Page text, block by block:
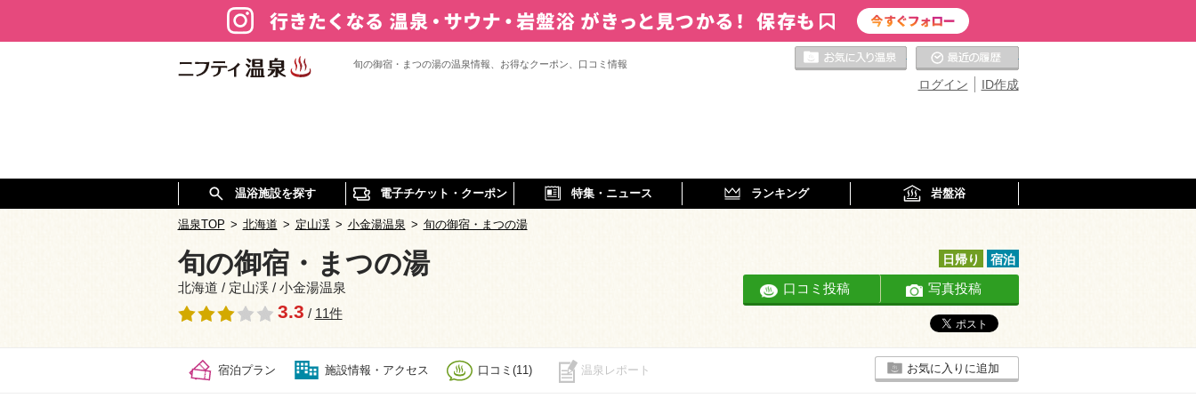
旬の御宿・まつの湯の温泉情報、お得なクーポン、口コミ情報
ID作成
ログイン
お気に入りの温泉
温浴施設を探す 電子チケット・クーポン 特集・ニュース ランキング 岩盤浴
温泉TOP > 北海道 > 定山渓 > 小金湯温泉 > 旬の御宿・まつの湯
旬の御宿・まつの湯
北海道 / 定山渓 / 小金湯温泉
3.3 / 11件
日帰り 宿泊
口コミ投稿 写真投稿
宿泊プラン 施設情報・アクセス 口コミ(11) 温泉レポート お気に入りに追加